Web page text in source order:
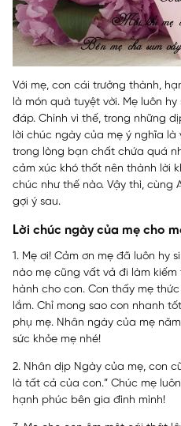
Với mẹ, con cái trưởng thành,
là món quà tuyệt vời. Mẹ luôn
đáp. Chính vì thế, trong những
lời chúc ngày của mẹ ý nghĩa là
trong lòng bạn chất chứa quá
cảm xúc khó thốt nên thành lời
chúc như thế nào. Vậy thì, cùng
gợi ý sau.
Lời chúc ngày của mẹ cho
1. Mẹ ơi! Cảm ơn mẹ đã luôn hy
nào mẹ cũng vất vả đi làm
hành cho con. Con thấy mẹ
lắm. Chỉ mong sao con nhanh
phụ mẹ. Nhân ngày của mẹ
sức khỏe mẹ nhé!
2. Nhân dịp Ngày của mẹ, con
là tất cả của con.” Chúc mẹ
hạnh phúc bên gia đình mình!